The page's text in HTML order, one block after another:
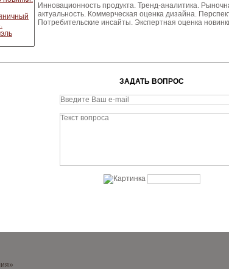
Инновационность продукта. Тренд-аналитика.
актуальность. Коммерческая оценка дизайна.
Потребительские инсайты. Экспертная оценка
ЗАДАТЬ ВОПРОС